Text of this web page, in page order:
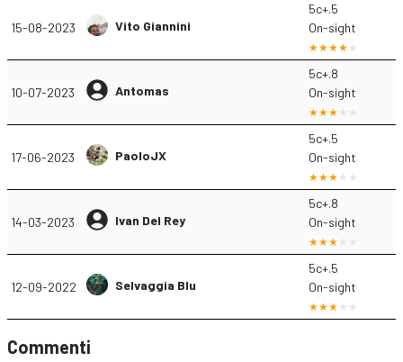
15-08-2023 Vito Giannini
5c+.5
On-sight
10-07-2023 Antomas
5c+.8
On-sight
17-06-2023 PaoloJX
5c+.5
On-sight
14-03-2023 Ivan Del Rey
5c+.8
On-sight
12-09-2022 Selvaggia Blu
5c+.5
On-sight
Commenti